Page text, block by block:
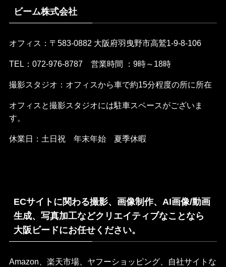
ビーム株式会社
オフィス：〒583-0882 大阪府羽曳野市高鷲1-9-8-106
TEL：072-976-8787 営業時間 ：9時～18時
撮影スタジオ：オフィスから車で約15分程度の所に所在
オフィスと撮影スタジオには駐車スペースがございま
す。
休業日：土日祝 年末年始 夏季休暇
ECサイトに関わる撮影、画像制作、AI画像/動画
生成、写真加工などクリエイティブなことなら
大阪ビードにお任せください。
Amazon、楽天市場、ヤフーショッピング、自社サイトな